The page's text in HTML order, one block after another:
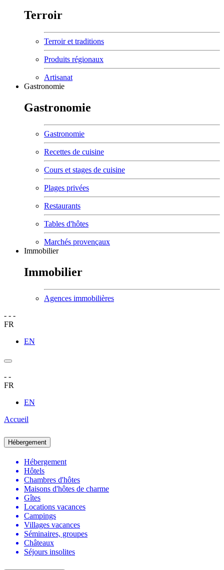
Terroir
Terroir et traditions
Produits régionaux
Artisanat
Gastronomie
Gastronomie
Gastronomie
Recettes de cuisine
Cours et stages de cuisine
Plages privées
Restaurants
Tables d'hôtes
Marchés provençaux
Immobilier
Immobilier
Agences immobilières
- - -
FR
EN
- -
FR
EN
Accueil
Hébergement
Hébergement
Hôtels
Chambres d'hôtes
Maisons d'hôtes de charme
Gîtes
Locations vacances
Campings
Villages vacances
Séminaires, groupes
Châteaux
Séjours insolites